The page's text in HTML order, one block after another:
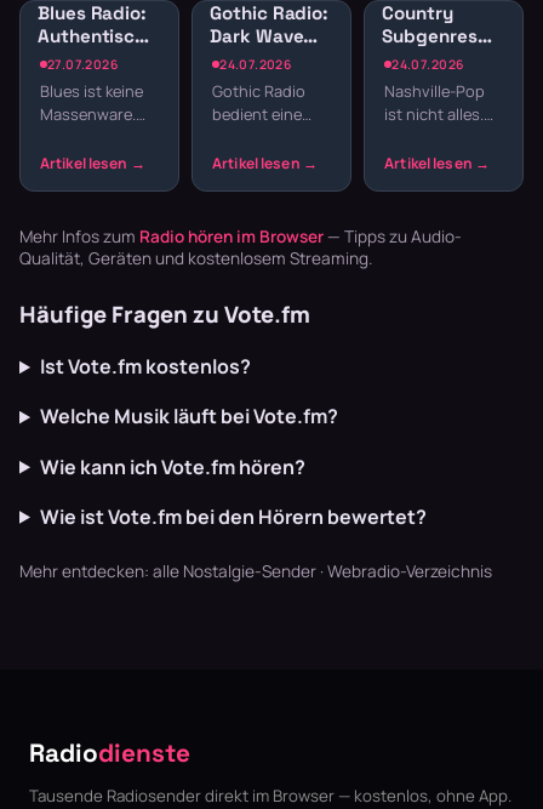
27.07.2026
Blues Radio:
Authentische
Blues-Sender
online hören
Blues ist keine
Massenware.
von echten
und Gitarren,
die m…
24.07.2026
Gothic Radio:
Dark Wave
und
Alternative
für schwarze
Gothic Radio
bedient eine
nicht mit
Hier laufen Dark
Wave,…
24.07.2026
Country
Subgenres
Radio:
Bluegrass,
Honky Tonk
Nashville-Pop
ist nicht alles.
Wurzeln, die
Monroes
Mehr Infos zum Radio hören im Browser — Tipps zu Audio-
Qualität, Geräten und kostenlosem Streaming.
Häufige Fragen zu Vote.fm
Ist Vote.fm kostenlos?
Welche Musik läuft bei Vote.fm?
Wie kann ich Vote.fm hören?
Wie ist Vote.fm bei den Hörern bewertet?
Mehr entdecken: alle Nostalgie-Sender · Webradio-Verzeichnis
Radiodienste
Tausende Radiosender direkt im Browser — kostenlos, ohne App.